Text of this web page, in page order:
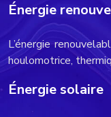
Énergie
L’énergie
houlomotrice,
Énergie solaire